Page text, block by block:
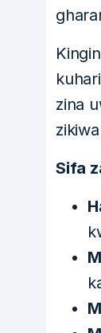
zina
Sifa